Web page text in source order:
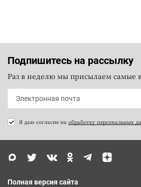
Подпишитесь на рассылку
Раз в неделю мы присылаем самые
Я даю согласие на обработку персональных
Полная версия сайта